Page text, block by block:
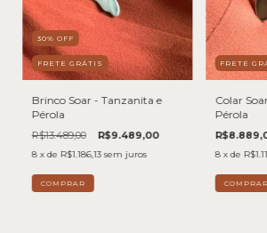
30% OFF
FRETE GRÁTIS
Brinco Soar - Tanzanita e
Pérola
R$13.489,00 R$9.489,00
8 x de R$1.186,13 sem juros
FRETE
Colar
Pérola
8 x de